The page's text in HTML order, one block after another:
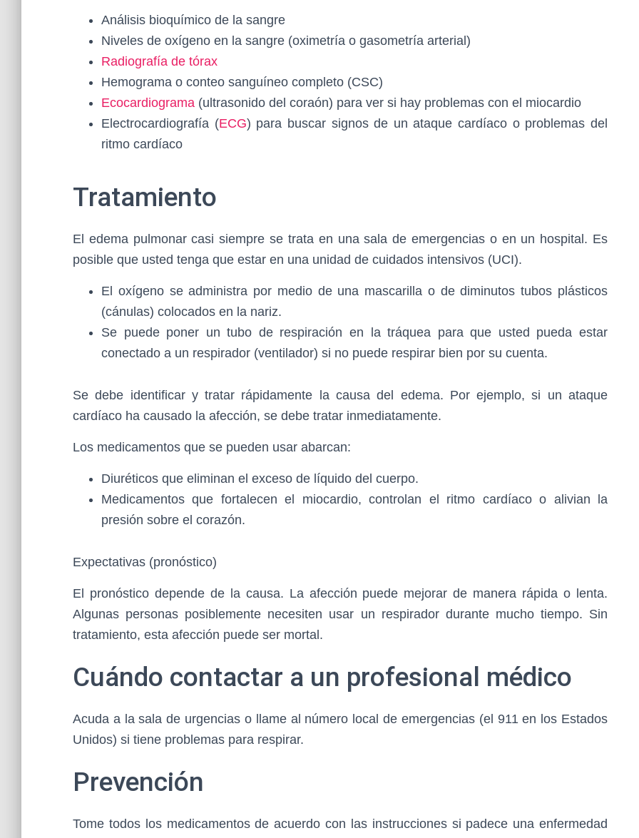
Análisis bioquímico de la sangre
Niveles de oxígeno en la sangre (oximetría o gasometría arterial)
Radiografía de tórax
Hemograma o conteo sanguíneo completo (CSC)
Ecocardiograma (ultrasonido del coraón) para ver si hay problemas con el miocardio
Electrocardiografía (ECG) para buscar signos de un ataque cardíaco o problemas del
ritmo cardíaco
Tratamiento
El edema pulmonar casi siempre se trata en una sala de emergencias o en un hospital. Es
posible que usted tenga que estar en una unidad de cuidados intensivos (UCI).
El oxígeno se administra por medio de una mascarilla o de diminutos tubos plásticos
(cánulas) colocados en la nariz.
Se puede poner un tubo de respiración en la tráquea para que usted pueda estar
conectado a un respirador (ventilador) si no puede respirar bien por su cuenta.
Se debe identificar y tratar rápidamente la causa del edema. Por ejemplo, si un ataque
cardíaco ha causado la afección, se debe tratar inmediatamente.
Los medicamentos que se pueden usar abarcan:
Diuréticos que eliminan el exceso de líquido del cuerpo.
Medicamentos que fortalecen el miocardio, controlan el ritmo cardíaco o alivian la
presión sobre el corazón.
Expectativas (pronóstico)
El pronóstico depende de la causa. La afección puede mejorar de manera rápida o lenta.
Algunas personas posiblemente necesiten usar un respirador durante mucho tiempo. Sin
tratamiento, esta afección puede ser mortal.
Cuándo contactar a un profesional médico
Acuda a la sala de urgencias o llame al número local de emergencias (el 911 en los Estados
Unidos) si tiene problemas para respirar.
Prevención
Tome todos los medicamentos de acuerdo con las instrucciones si padece una enfermedad